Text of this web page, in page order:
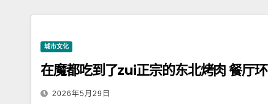
城市文化
在魔都吃到了zui正宗的东北烤肉 餐厅
2026年5月29日